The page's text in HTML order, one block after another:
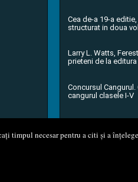
timpul necesar pentru a citi și a înțelege
Cea de-a 19-a
structurat in doua
Larry L. Watts,
prieteni de la editura
Concursul Cangurul.
cangurul clasele I-V